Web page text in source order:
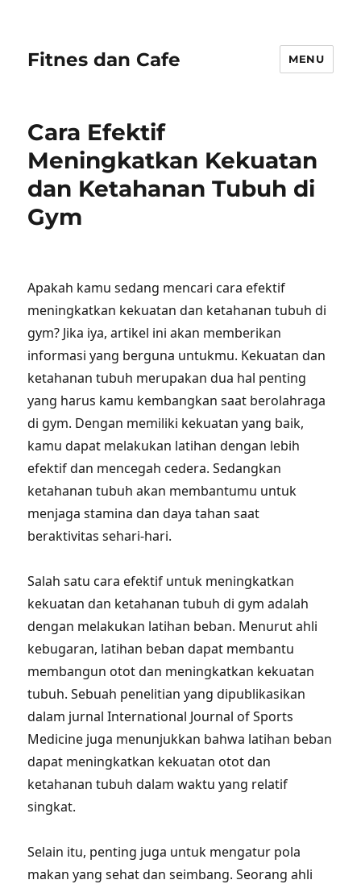
Fitnes dan Cafe MENU
Cara Efektif
Meningkatkan Kekuatan
dan Ketahanan Tubuh di
Gym
Apakah kamu sedang mencari cara efektif
meningkatkan kekuatan dan ketahanan tubuh di
gym? Jika iya, artikel ini akan memberikan
informasi yang berguna untukmu. Kekuatan dan
ketahanan tubuh merupakan dua hal penting
yang harus kamu kembangkan saat berolahraga
di gym. Dengan memiliki kekuatan yang baik,
kamu dapat melakukan latihan dengan lebih
efektif dan mencegah cedera. Sedangkan
ketahanan tubuh akan membantumu untuk
menjaga stamina dan daya tahan saat
beraktivitas sehari-hari.
Salah satu cara efektif untuk meningkatkan
kekuatan dan ketahanan tubuh di gym adalah
dengan melakukan latihan beban. Menurut ahli
kebugaran, latihan beban dapat membantu
membangun otot dan meningkatkan kekuatan
tubuh. Sebuah penelitian yang dipublikasikan
dalam jurnal International Journal of Sports
Medicine juga menunjukkan bahwa latihan beban
dapat meningkatkan kekuatan otot dan
ketahanan tubuh dalam waktu yang relatif
singkat.
Selain itu, penting juga untuk mengatur pola
makan yang sehat dan seimbang. Seorang ahli